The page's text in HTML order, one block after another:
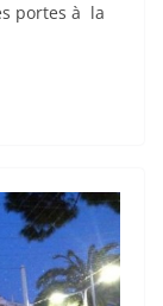
portes à la